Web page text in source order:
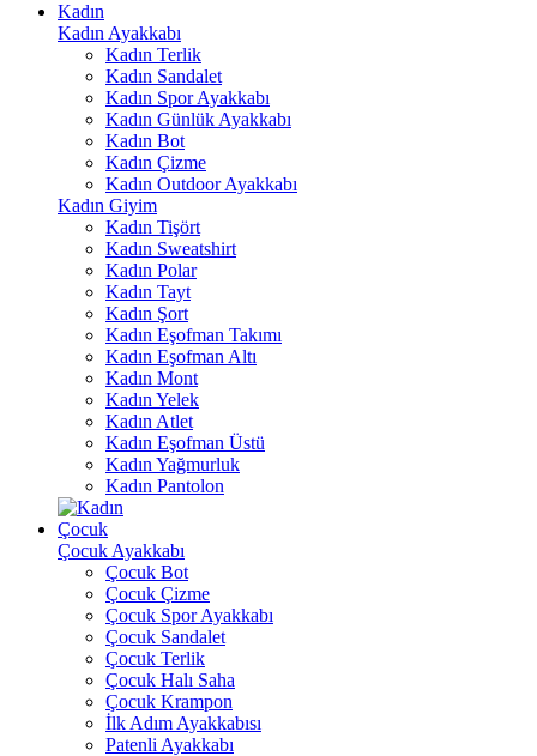
Kadın
Kadın Ayakkabı
Kadın Terlik
Kadın Sandalet
Kadın Spor Ayakkabı
Kadın Günlük Ayakkabı
Kadın Bot
Kadın Çizme
Kadın Outdoor Ayakkabı
Kadın Giyim
Kadın Tişört
Kadın Sweatshirt
Kadın Polar
Kadın Tayt
Kadın Şort
Kadın Eşofman Takımı
Kadın Eşofman Altı
Kadın Mont
Kadın Yelek
Kadın Atlet
Kadın Eşofman Üstü
Kadın Yağmurluk
Kadın Pantolon
Çocuk
Çocuk Ayakkabı
Çocuk Bot
Çocuk Çizme
Çocuk Spor Ayakkabı
Çocuk Sandalet
Çocuk Terlik
Çocuk Halı Saha
Çocuk Krampon
İlk Adım Ayakkabısı
Patenli Ayakkabı